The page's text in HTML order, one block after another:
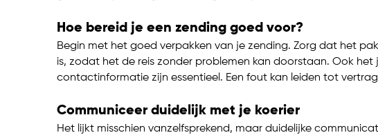
Hoe bereid je een zending goed voor?
Begin met het goed verpakken van je zending. Zorg dat het
is, zodat het de reis zonder problemen kan doorstaan. Ook het
contactinformatie zijn essentieel. Een fout kan leiden tot
Communiceer duidelijk met je koerier
Het lijkt misschien vanzelfsprekend, maar duidelijke